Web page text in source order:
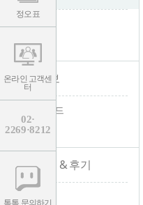
정오표
온라인 고객센
터
02·
2269·8212
톡톡 문의하기
- 자료실
- 정오표
수험 정보
- 수험가이드
- 채용공고
합격수기 & 후기
- 합격수기